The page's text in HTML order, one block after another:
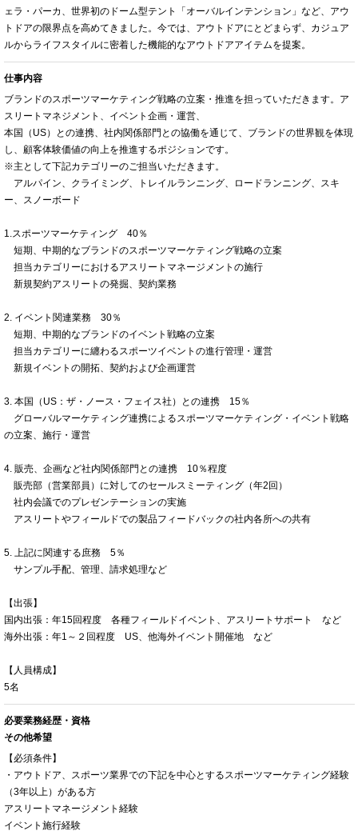
ェラ・パーカ、世界初のドーム型テント「オーバルインテンション」など、アウ
トドアの限界点を高めてきました。今では、アウトドアにとどまらず、カジュア
ルからライフスタイルに密着した機能的なアウトドアアイテムを提案。
仕事内容
ブランドのスポーツマーケティング戦略の立案・推進を担っていただきます。ア
スリートマネジメント、イベント企画・運営、
本国（US）との連携、社内関係部門との協働を通じて、ブランドの世界観を体現
し、顧客体験価値の向上を推進するポジションです。
※主として下記カテゴリーのご担当いただきます。
アルパイン、クライミング、トレイルランニング、ロードランニング、スキ
ー、スノーボード
1.スポーツマーケティング 40％
短期、中期的なブランドのスポーツマーケティング戦略の立案
担当カテゴリーにおけるアスリートマネージメントの施行
新規契約アスリートの発掘、契約業務
2. イベント関連業務 30％
短期、中期的なブランドのイベント戦略の立案
担当カテゴリーに纏わるスポーツイベントの進行管理・運営
新規イベントの開拓、契約および企画運営
3. 本国（US：ザ・ノース・フェイス社）との連携 15％
グローバルマーケティング連携によるスポーツマーケティング・イベント戦略
の立案、施行・運営
4. 販売、企画など社内関係部門との連携 10％程度
販売部（営業部員）に対してのセールスミーティング（年2回）
社内会議でのプレゼンテーションの実施
アスリートやフィールドでの製品フィードバックの社内各所への共有
5. 上記に関連する庶務 5％
サンプル手配、管理、請求処理など
【出張】
国内出張：年15回程度 各種フィールドイベント、アスリートサポート など
海外出張：年1～２回程度 US、他海外イベント開催地 など
【人員構成】
5名
必要業務経歴・資格
その他希望
【必須条件】
・アウトドア、スポーツ業界での下記を中心とするスポーツマーケティング経験
（3年以上）がある方
アスリートマネージメント経験
イベント施行経験